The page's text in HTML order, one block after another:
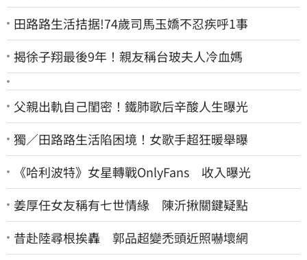
田路路生活拮据!74歲司馬玉嬌不忍疾呼1事
揭徐子翔最後9年！親友稱台玻夫人冷血媽
父親出軌自己閨密！鐵肺歌后辛酸人生曝光
獨／田路路生活陷困境！女歌手超狂暖舉曝
《哈利波特》女星轉戰OnlyFans 收入曝光
姜厚任女友稱有七世情緣 陳沂揪關鍵疑點
昔赴陸尋根挨轟 郭品超變禿頭近照嚇壞網